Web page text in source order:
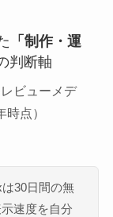
「制作・運
判断軸
ビューメデ
点）
30日間の無
速度を自分